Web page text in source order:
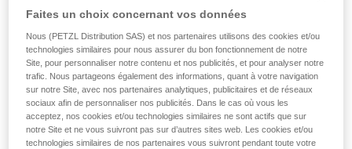
Sur les appareils de freinage sans blocage comme
la corde avec la main et moins compter sur l’aide de
l’appareil pour ralentir la descente ou arrêter la chute. Un
mauvais choix de diamètre de corde, une mauvaise
installation dans l’appareil ou tout simplement le manque de
vigilance pourront devenir critiques plus rapidement sur
corde neuve.
Faites un choix concernant vos données
Nous (PETZL Distribution SAS) et nos partenaires utilisons des cookies et/ou
technologies similaires pour nous assurer du bon fonctionnement de notre
Site, pour personnaliser notre contenu et nos publicités, et pour analyser notre
trafic. Nous partageons également des informations, quant à votre navigation
sur notre Site, avec nos partenaires analytiques, publicitaires et de réseaux
sociaux afin de personnaliser nos publicités. Dans le cas où vous les
acceptez, nos cookies et/ou technologies similaires ne sont actifs que sur
notre Site et ne vous suivront pas sur d’autres sites web. Les cookies et/ou
technologies similaires de nos partenaires vous suivront pendant toute votre